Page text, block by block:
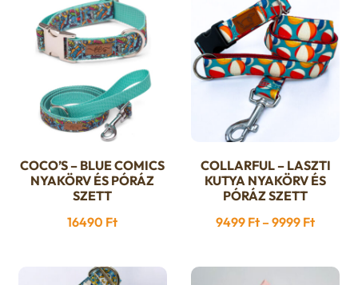
Ennek
a
több
van.
COCO’S – BLUE COMICS
NYAKÖRV ÉS PÓRÁZ
SZETT
16490 Ft
Ennek
a
COLLARFUL – LASZTI
KUTYA NYAKÖRV ÉS
PÓRÁZ SZETT
9499 Ft – 9999 Ft
-